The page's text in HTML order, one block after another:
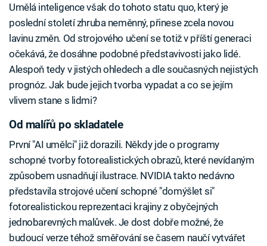
Umělá inteligence však do tohoto statu quo, který je
poslední století zhruba neměnný, přinese zcela novou
lavinu změn. Od strojového učení se totiž v příští generaci
očekává, že dosáhne podobné představivosti jako lidé.
Alespoň tedy v jistých ohledech a dle současných nejistých
prognóz. Jak bude jejich tvorba vypadat a co se jejím
vlivem stane s lidmi?
Od malířů po skladatele
První "AI umělci" již dorazili. Někdy jde o programy
schopné tvorby fotorealistických obrazů, které nevídaným
způsobem usnadňují ilustrace. NVIDIA takto nedávno
představila strojové učení schopné "domýšlet si"
fotorealistickou reprezentaci krajiny z obyčejných
jednobarevných malůvek. Je dost dobře možné, že
budoucí verze téhož směřování se časem naučí vytvářet